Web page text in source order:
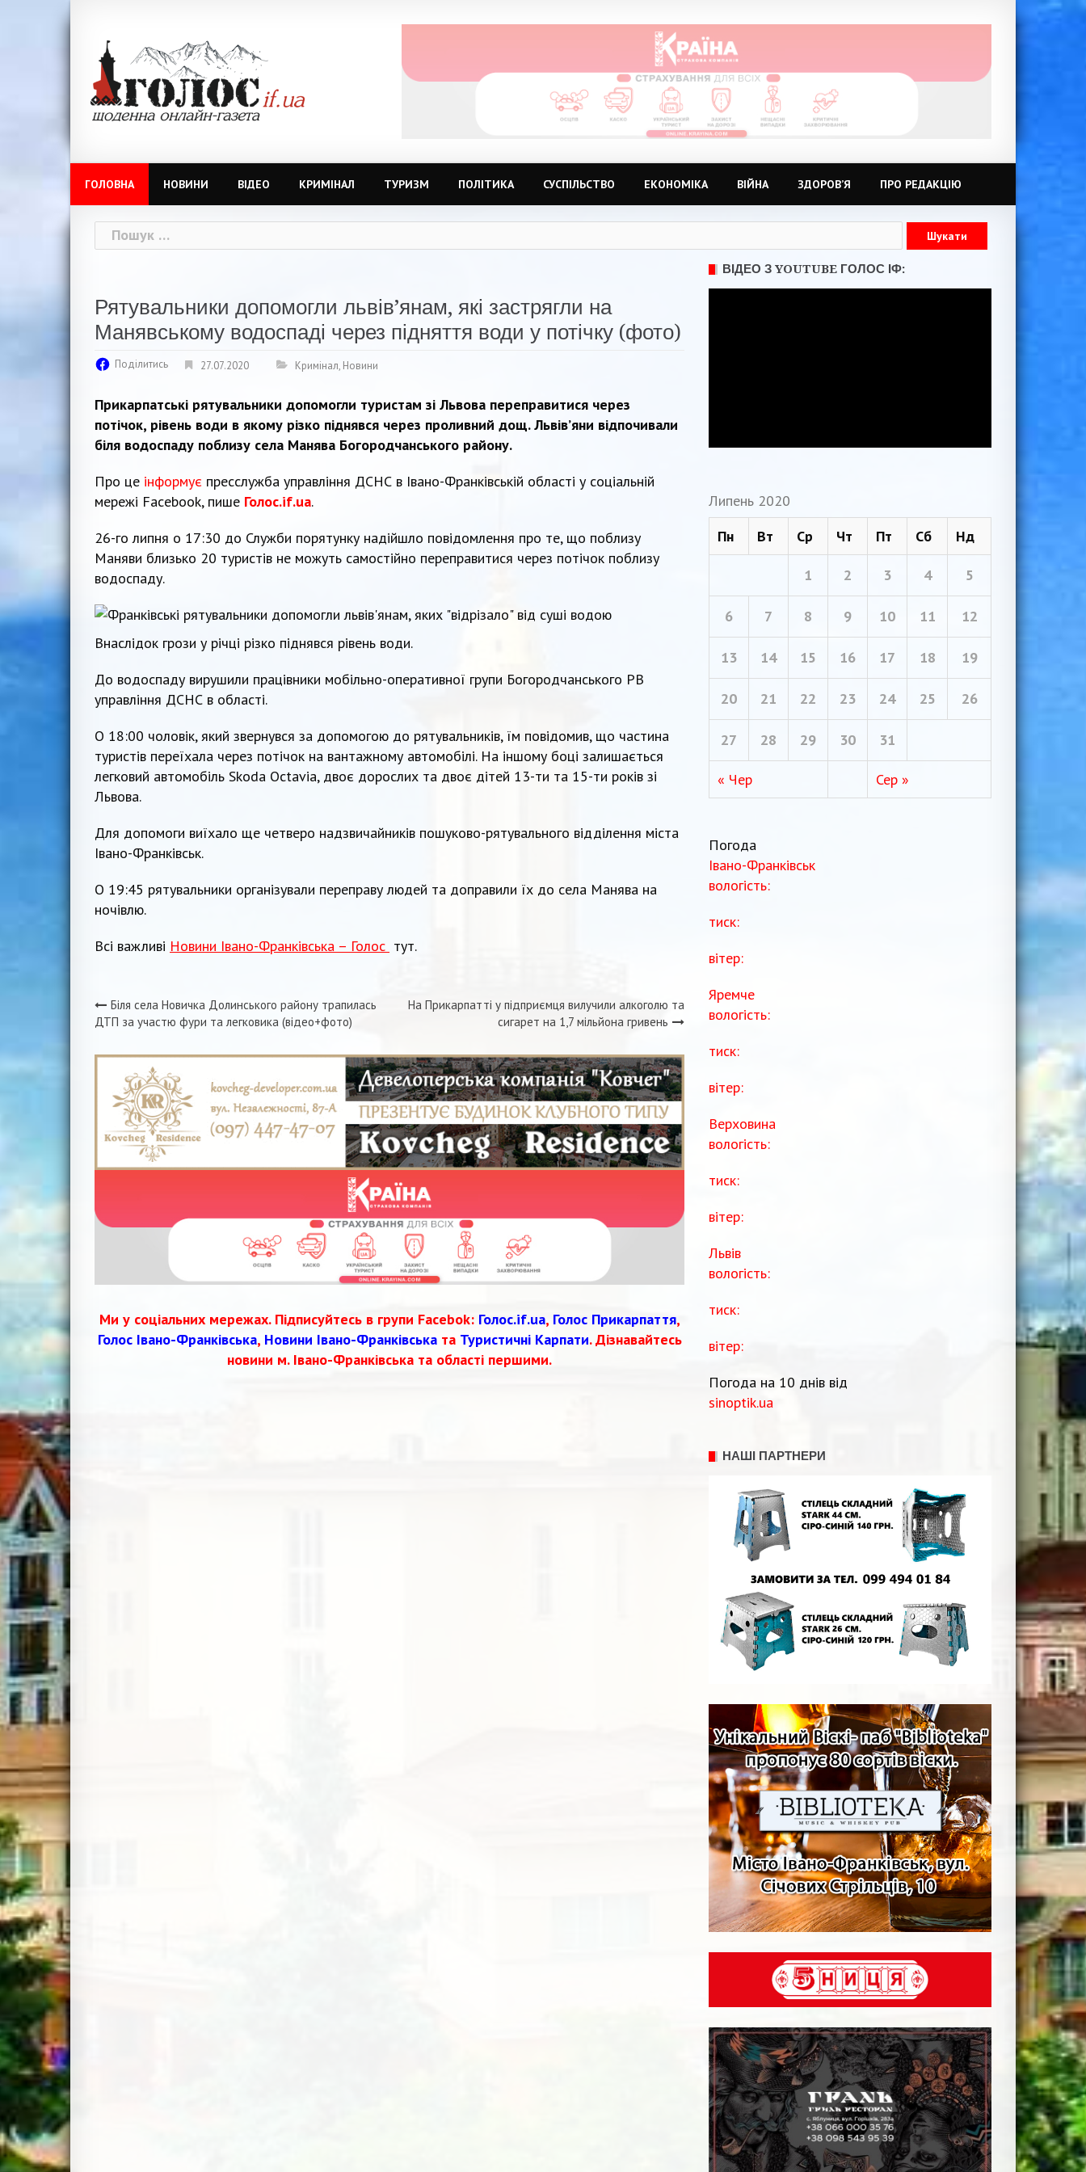
ГОЛОВНА НОВИНИ ВІДЕО КРИМІНАЛ ТУРИЗМ ПОЛІТИКА СУСПІЛЬСТВО ЕКОНОМІКА ВІЙНА ЗДОРОВ’Я ПРО РЕДАКЦІЮ
Пошук:
Рятувальники допомогли львів’янам, які застрягли на
Манявському водоспаді через підняття води у потічку (фото)
Поділитись 27.07.2020 Кримінал, Новини
Прикарпатські рятувальники допомогли туристам зі Львова переправитися через
потічок, рівень води в якому різко піднявся через проливний дощ. Львів’яни відпочивали
біля водоспаду поблизу села Манява Богородчанського району.
Про це інформує пресслужба управління ДСНС в Івано-Франківській області у соціальній
мережі Facebook, пише Голос.if.ua.
26-го липня о 17:30 до Служби порятунку надійшло повідомлення про те, що поблизу
Маняви близько 20 туристів не можуть самостійно переправитися через потічок поблизу
водоспаду.
Внаслідок грози у річці різко піднявся рівень води.
До водоспаду вирушили працівники мобільно-оперативної групи Богородчанського РВ
управління ДСНС в області.
О 18:00 чоловік, який звернувся за допомогою до рятувальників, їм повідомив, що частина
туристів переїхала через потічок на вантажному автомобілі. На іншому боці залишається
легковий автомобіль Skoda Octavia, двоє дорослих та двоє дітей 13-ти та 15-ти років зі
Львова.
Для допомоги виїхало ще четверо надзвичайників пошуково-рятувального відділення міста
Івано-Франківськ.
О 19:45 рятувальники організували переправу людей та доправили їх до села Манява на
ночівлю.
Всі важливі Новини Івано-Франківська – Голос тут.
Навігація
записів
Біля села Новичка Долинського району трапилась
ДТП за участю фури та легковика (відео+фото)
На Прикарпатті у підприємця вилучили алкоголю та
сигарет на 1,7 мільйона гривень
Ми у соціальних мережах. Підписуйтесь в групи Facebok: Голос.if.ua, Голос Прикарпаття,
Голос Івано-Франківська, Новини Івано-Франківськата Туристичні Карпати. Дізнавайтесь
новини м. Івано-Франківська та області першими.
ВІДЕО З YOUTUBE ГОЛОС ІФ:
Липень 2020
Пн
Вт Ср Чт Пт Сб Нд
« Чер Сер »
1 2 3 4 5
6 7 8 9 10 11 12
13 14 15 16 17 18 19
20 21 22 23 24 25 26
27 28 29 30 31
Погода
Івано-Франківськ
вологість:
тиск:
вітер:
Яремче
вологість:
тиск:
вітер:
Верховина
вологість:
тиск:
вітер:
Львів
вологість:
тиск:
вітер:
Погода на 10 днів від
sinoptik.ua
НАШІ ПАРТНЕРИ